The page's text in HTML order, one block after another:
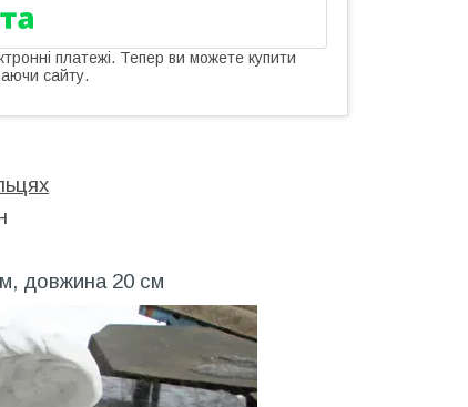
платежі. Тепер ви можете купити
сайту.
довжина 20 см